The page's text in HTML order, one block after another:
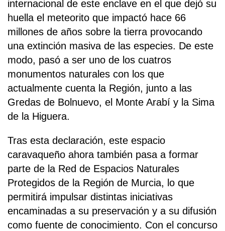
internacional de este enclave en el que dejó su
huella el meteorito que impactó hace 66
millones de años sobre la tierra provocando
una extinción masiva de las especies. De este
modo, pasó a ser uno de los cuatros
monumentos naturales con los que
actualmente cuenta la Región, junto a las
Gredas de Bolnuevo, el Monte Arabí y la Sima
de la Higuera.
Tras esta declaración, este espacio
caravaqueño ahora también pasa a formar
parte de la Red de Espacios Naturales
Protegidos de la Región de Murcia, lo que
permitirá impulsar distintas iniciativas
encaminadas a su preservación y a su difusión
como fuente de conocimiento. Con el concurso